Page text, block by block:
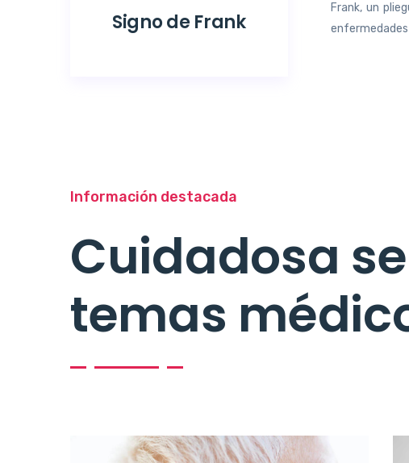
Signo de Frank
Frank, un
Información destacada
Cuidadosa
temas